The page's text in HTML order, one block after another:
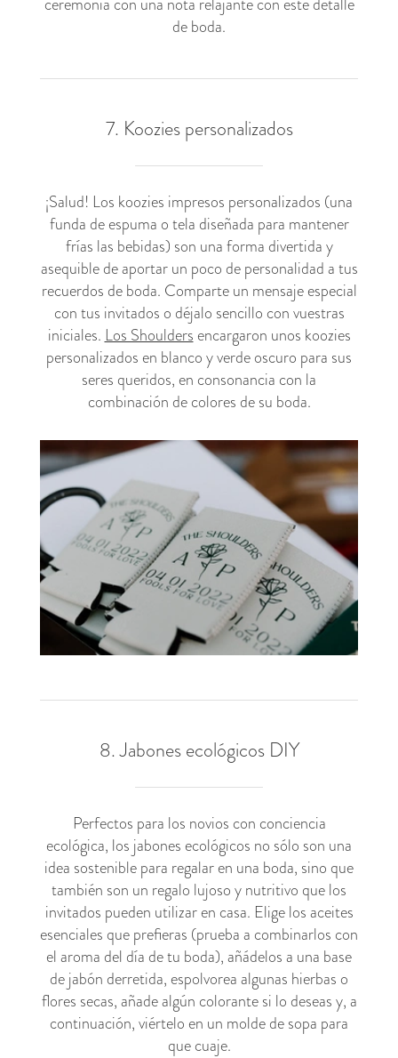
ceremonia con una nota relajante con este detalle
de boda.
7. Koozies personalizados
¡Salud! Los koozies impresos personalizados (una
funda de espuma o tela diseñada para mantener
frías las bebidas) son una forma divertida y
asequible de aportar un poco de personalidad a tus
recuerdos de boda. Comparte un mensaje especial
con tus invitados o déjalo sencillo con vuestras
iniciales.Los Shouldersencargaron unos koozies
personalizados en blanco y verde oscuro para sus
seres queridos, en consonancia con la
combinación de colores de su boda.
8. Jabones ecológicos DIY
Perfectos para los novios con conciencia
ecológica, los jabones ecológicos no sólo son una
idea sostenible para regalar en una boda, sino que
también son un regalo lujoso y nutritivo que los
invitados pueden utilizar en casa. Elige los aceites
esenciales que prefieras (prueba a combinarlos con
el aroma del día de tu boda), añádelos a una base
de jabón derretida, espolvorea algunas hierbas o
flores secas, añade algún colorante si lo deseas y, a
continuación, viértelo en un molde de sopa para
que cuaje.